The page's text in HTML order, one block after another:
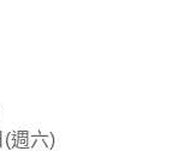
(週六)